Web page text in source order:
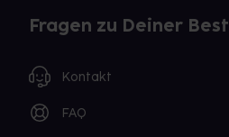
Fragen zu Deiner
Kontakt
FAQ